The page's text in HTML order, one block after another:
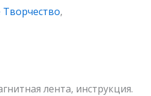
Творчество,
лента, инструкция.